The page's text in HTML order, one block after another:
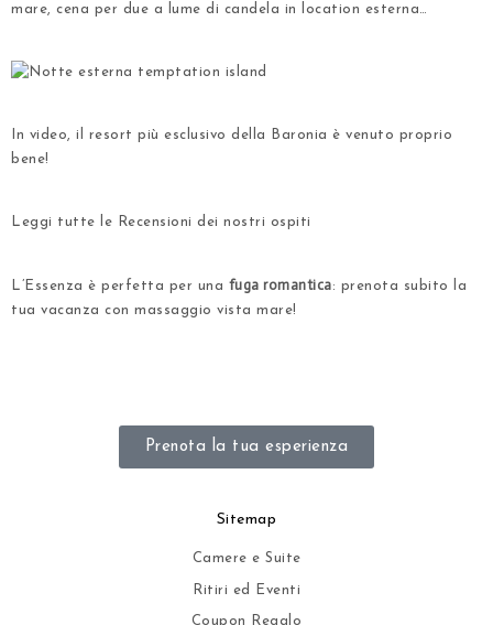
mare, cena per due a lume di candela in location esterna…
In video, il resort più esclusivo della Baronia è venuto proprio
bene!
Leggi tutte le Recensioni dei nostri ospiti
L’Essenza è perfetta per una fuga romantica: prenota subito la
tua vacanza con massaggio vista mare!
Prenota la tua esperienza
Sitemap
Camere e Suite
Ritiri ed Eventi
Coupon Regalo